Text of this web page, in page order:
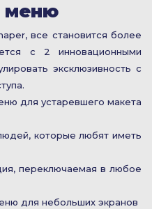
меню
все становится более
с 2 инновационными
эксклюзивность с
для устаревшего макета
которые любят иметь
переключаемая в любое
для небольших экранов